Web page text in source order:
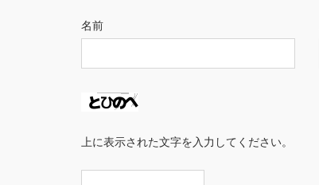
名前
上に表示された文字を入力してください。